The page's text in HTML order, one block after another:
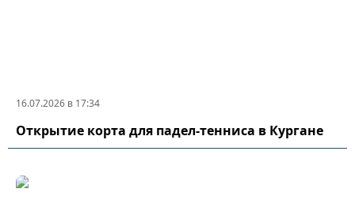
16.07.2026 в 17:34
Открытие корта для падел-тенниса в Кургане